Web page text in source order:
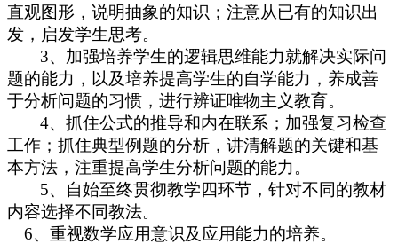
直观图形，说明抽象的知识；注意从已有的知识出
发，启发学生思考。
3、 加强培养学生的逻辑思维能力就解决实际问
题的能力，以及培养提高学生的自学能力，养成善
于分析问题的习惯，进行辨证唯物主义教育。
4、 抓住公式的推导和内在联系；加强复习检查
工作；抓住典型例题的分析，讲清解题的关键和基
本方法，注重提高学生分析问题的能力。
5、 自始至终贯彻教学四环节，针对不同的教材
内容选择不同教法。
6、重视数学应用意识及应用能力的培养。